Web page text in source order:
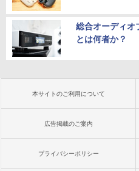
総合オーディオ
とは何者か？
本サイトのご利用について
広告掲載のご案内
プライバシーポリシー